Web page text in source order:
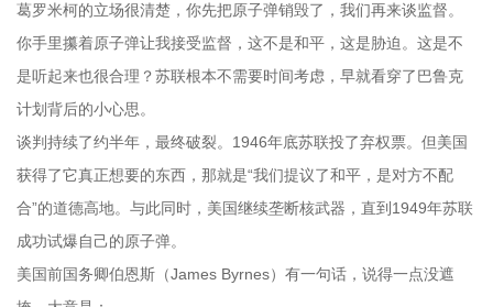
葛罗米柯的立场很清楚，你先把原子弹销毁了，我们再来谈监督。
你手里攥着原子弹让我接受监督，这不是和平，这是胁迫。这是不
是听起来也很合理？苏联根本不需要时间考虑，早就看穿了巴鲁克
计划背后的小心思。
谈判持续了约半年，最终破裂。1946年底苏联投了弃权票。但美国
获得了它真正想要的东西，那就是“我们提议了和平，是对方不配
合”的道德高地。与此同时，美国继续垄断核武器，直到1949年苏联
成功试爆自己的原子弹。
美国前国务卿伯恩斯（James Byrnes）有一句话，说得一点没遮